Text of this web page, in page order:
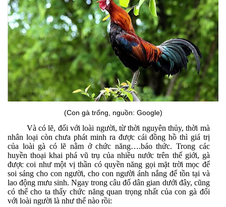
(Con gà trống, nguồn: Google)
Và có lẽ, đối với loài người, từ thời nguyên thủy, thời mà
nhân loại còn chưa phát minh ra được cái đồng hồ thì giá trị
của loài gà có lẽ nằm ở chức năng….báo thức. Trong các
huyền thoại khai phá vũ trụ của nhiều nước trên thế giới, gà
được coi như một vị thần có quyền năng gọi mặt trời mọc để
soi sáng cho con người, cho con người ánh nắng để tồn tại và
lao động mưu sinh. Ngay trong câu đố dân gian dưới đây, cũng
có thể cho ta thấy chức năng quan trọng nhất của con gà đối
với loài người là như thế nào rồi: